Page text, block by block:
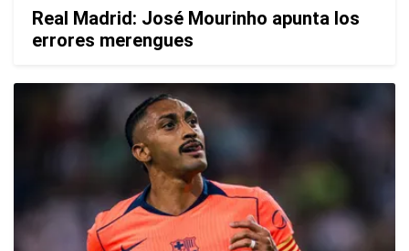
Real Madrid: José Mourinho apunta los
errores merengues